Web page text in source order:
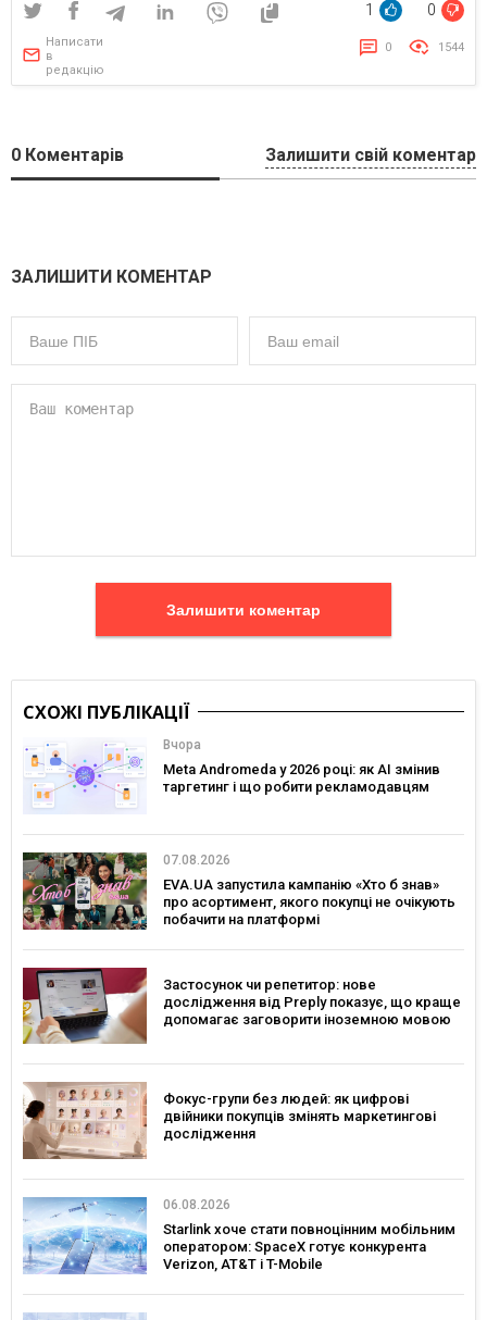
1 0
Написати
в
редакцію
0 1544
0 Коментарів Залишити свій коментар
ЗАЛИШИТИ КОМЕНТАР
Залишити коментар
СХОЖІ ПУБЛІКАЦІЇ
Вчора
Meta Andromeda у 2026 році: як AI змінив
таргетинг і що робити рекламодавцям
07.08.2026
EVA.UA запустила кампанію «Хто б знав»
про асортимент, якого покупці не очікують
побачити на платформі
Застосунок чи репетитор: нове
дослідження від Preply показує, що краще
допомагає заговорити іноземною мовою
Фокус-групи без людей: як цифрові
двійники покупців змінять маркетингові
дослідження
06.08.2026
Starlink хоче стати повноцінним мобільним
оператором: SpaceX готує конкурента
Verizon, AT&T і T-Mobile